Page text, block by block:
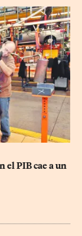
el PIB cae a un